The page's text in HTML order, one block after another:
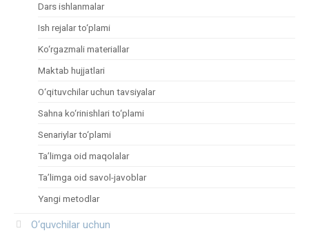
Dars ishlanmalar
Ish rejalar to‘plami
Ko‘rgazmali materiallar
Maktab hujjatlari
O‘qituvchilar uchun tavsiyalar
Sahna ko‘rinishlari to‘plami
Senariylar to‘plami
Ta’limga oid maqolalar
Ta’limga oid savol-javoblar
Yangi metodlar
O‘quvchilar uchun